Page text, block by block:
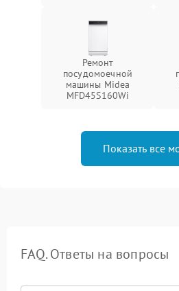
Ремонт
посудомоечной
машины Midea
MFD45S160Wi
Показать все
FAQ. Ответы на вопросы